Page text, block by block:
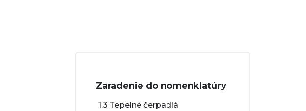
Zaradenie do nomenklatúry
1.3 Tepelné čerpadlá